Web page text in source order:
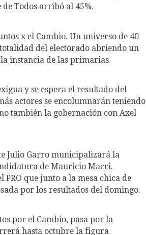
Todos arribó al 45%.
x el Cambio. Un universo de 40
del electorado abriendo un
instancia de las primarias.
y se espera el resultado del
actores se encolumnarán teniendo
también la gobernación con Axel
Julio Garro municipalizará la
de Mauricio Macri.
que junto a la mesa chica de
por los resultados del domingo.
por el Cambio, pasa por la
hasta octubre la figura